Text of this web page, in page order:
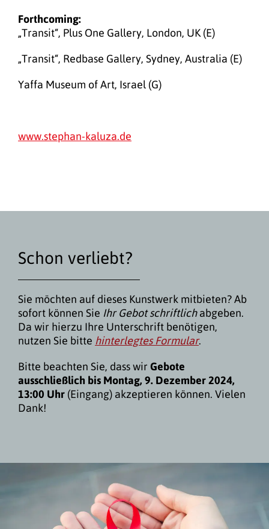
Forthcoming:
„Transit“, Plus One Gallery, London, UK (E)
„Transit“, Redbase Gallery, Sydney, Australia (E)
Yaffa Museum of Art, Israel (G)
www.stephan-kaluza.de
Schon verliebt?
Sie möchten auf dieses Kunstwerk mitbieten? Ab
sofort können Sie Ihr Gebot schriftlichabgeben.
Da wir hierzu Ihre Unterschrift benötigen,
nutzen Sie bitte hinterlegtes Formular.
Bitte beachten Sie, dass wir Gebote
ausschließlich bis Montag, 9. Dezember 2024,
13:00 Uhr (Eingang) akzeptieren können. Vielen
Dank!